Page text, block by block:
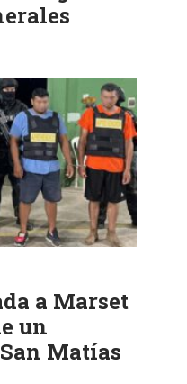
a Marset
un
Matías